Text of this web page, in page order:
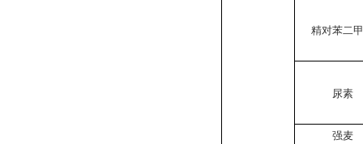
精对苯二
尿素
强麦